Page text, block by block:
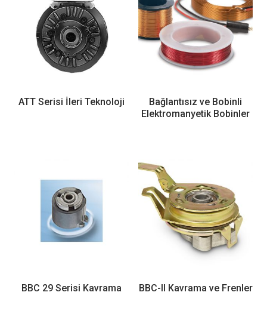
ATT Serisi İleri Teknoloji
Bağlantısız ve Bobinli
Elektromanyetik Bobinler
BBC 29 Serisi Kavrama BBC-II Kavrama ve Frenler